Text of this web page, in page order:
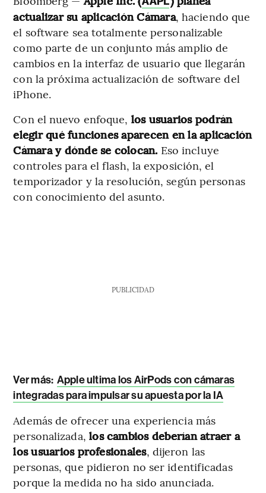
actualizar su aplicación Cámara, haciendo que
el software sea totalmente personalizable
como parte de un conjunto más amplio de
cambios en la interfaz de usuario que llegarán
con la próxima actualización de software del
iPhone.
Con el nuevo enfoque, los usuarios podrán
elegir qué funciones aparecen en la aplicación
Cámara y dónde se colocan. Eso incluye
controles para el flash, la exposición, el
temporizador y la resolución, según personas
con conocimiento del asunto.
PUBLICIDAD
Ver más: Apple ultima los AirPods con cámaras
integradas para impulsar su apuesta por la IA
Además de ofrecer una experiencia más
personalizada, los cambios deberían atraer a
los usuarios profesionales, dijeron las
personas, que pidieron no ser identificadas
porque la medida no ha sido anunciada.